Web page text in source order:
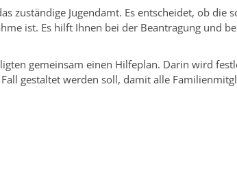
zuständige Jugendamt. Es entscheidet, ob die
ist. Es hilft Ihnen bei der Beantragung und
gemeinsam einen Hilfeplan. Darin wird
gestaltet werden soll, damit alle